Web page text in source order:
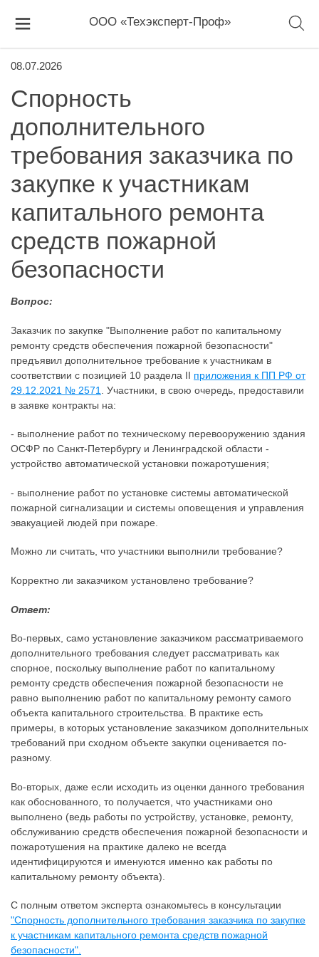
ООО «Техэксперт-Проф»
08.07.2026
Спорность
дополнительного
требования заказчика по
закупке к участникам
капитального ремонта
средств пожарной
безопасности
Вопрос:
Заказчик по закупке "Выполнение работ по капитальному
ремонту средств обеспечения пожарной безопасности"
предъявил дополнительное требование к участникам в
соответствии с позицией 10 раздела II приложения к ПП РФ от
29.12.2021 № 2571
. Участники, в свою очередь, предоставили
в заявке контракты на:
- выполнение работ по техническому перевооружению здания
ОСФР по Санкт-Петербургу и Ленинградской области -
устройство автоматической установки пожаротушения;
- выполнение работ по установке системы автоматической
пожарной сигнализации и системы оповещения и управления
эвакуацией людей при пожаре.
Можно ли считать, что участники выполнили требование?
Корректно ли заказчиком установлено требование?
Ответ:
Во-первых, само установление заказчиком рассматриваемого
дополнительного требования следует рассматривать как
спорное, поскольку выполнение работ по капитальному
ремонту средств обеспечения пожарной безопасности не
равно выполнению работ по капитальному ремонту самого
объекта капитального строительства. В практике есть
примеры, в которых установление заказчиком дополнительных
требований при сходном объекте закупки оценивается по-
разному.
Во-вторых, даже если исходить из оценки данного требования
как обоснованного, то получается, что участниками оно
выполнено (ведь работы по устройству, установке, ремонту,
обслуживанию средств обеспечения пожарной безопасности и
пожаротушения на практике далеко не всегда
идентифицируются и именуются именно как работы по
капитальному ремонту объекта).
С полным ответом эксперта ознакомьтесь в консультации
"Спорность дополнительного требования заказчика по закупке
к участникам капитального ремонта средств пожарной
безопасности".